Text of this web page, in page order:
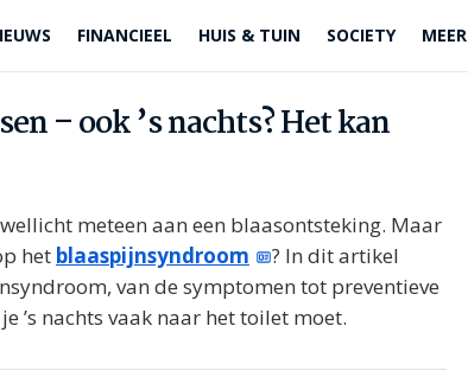
FINANCIEEL HUIS & TUIN SOCIETY MEER
– ook ’s nachts? Het kan
meteen aan een blaasontsteking. Maar
het blaaspijnsyndroom
? In dit artikel
van de symptomen tot preventieve
’s nachts vaak naar het toilet moet.